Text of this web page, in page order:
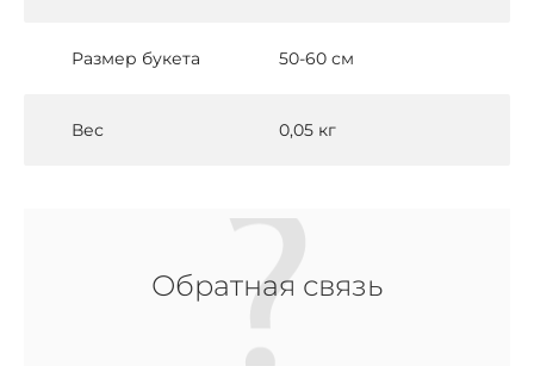
Размер букета 50-60 см
Вес 0,05 кг
Обратная связь